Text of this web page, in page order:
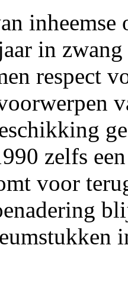
inheemse
in
respect
zelfs
voor